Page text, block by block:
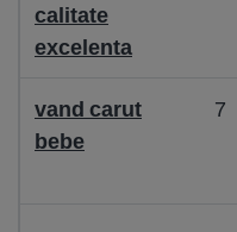
calitate
excelenta
vand carut
bebe
7